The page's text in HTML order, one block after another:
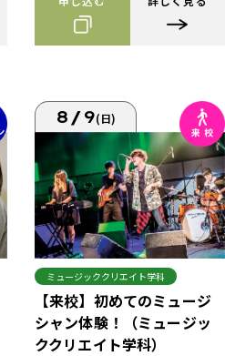
8/9(日)
ミュージッククリエイト学科
【来校】初めてのミュージ
シャン体験！（ミュージッ
ククリエイト学科）